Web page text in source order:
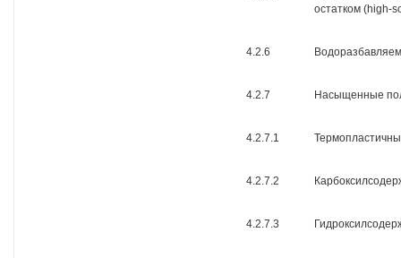
остатком (high-
4.2.6
4.2.7 Насыщенные
4.2.7.1
4.2.7.2
4.2.7.3